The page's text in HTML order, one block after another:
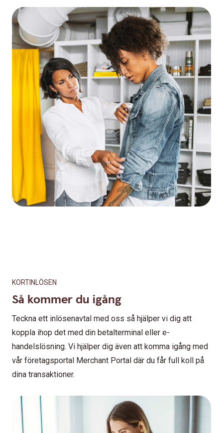
KORTINLÖSEN
Så kommer du igång
Teckna ett inlösenavtal med oss så hjälper vi dig att
koppla ihop det med din betalterminal eller e-
handelslösning. Vi hjälper dig även att komma igång med
vår företagsportal Merchant Portal där du får full koll på
dina transaktioner.